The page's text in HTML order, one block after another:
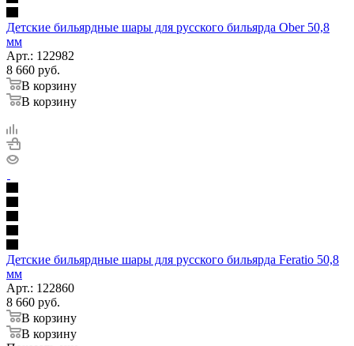
Детские бильярдные шары для русского бильярда Ober 50,8
мм
Арт.: 122982
8 660 руб.
В корзину
В корзину
Детские бильярдные шары для русского бильярда Feratio 50,8
мм
Арт.: 122860
8 660 руб.
В корзину
В корзину